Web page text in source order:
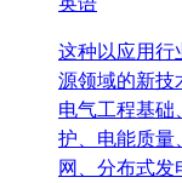
这种以应用行
源领域的新技
电气工程基
护、电能质量
网、分布式发